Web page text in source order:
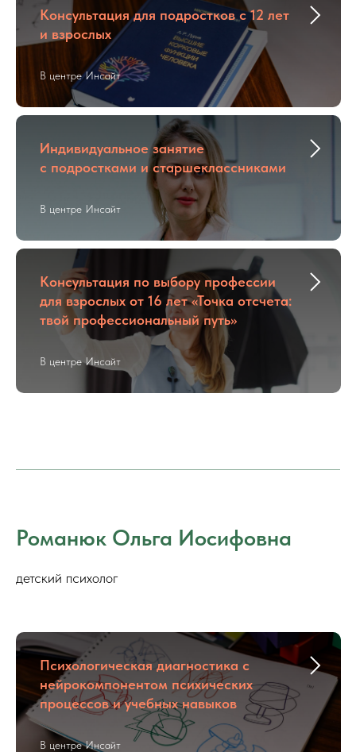
Консультация для подростков с 12 лет
и взрослых
В центре Инсайт
Индивидуальное занятие
с подростками и старшеклассниками
В центре Инсайт
Консультация по выбору профессии
для взрослых от 16 лет «Точка отсчета:
твой профессиональный путь»
В центре Инсайт
Романюк Ольга Иосифовна
детский психолог
Психологическая диагностика с
нейрокомпонентом психических
процессов и учебных навыков
В центре Инсайт